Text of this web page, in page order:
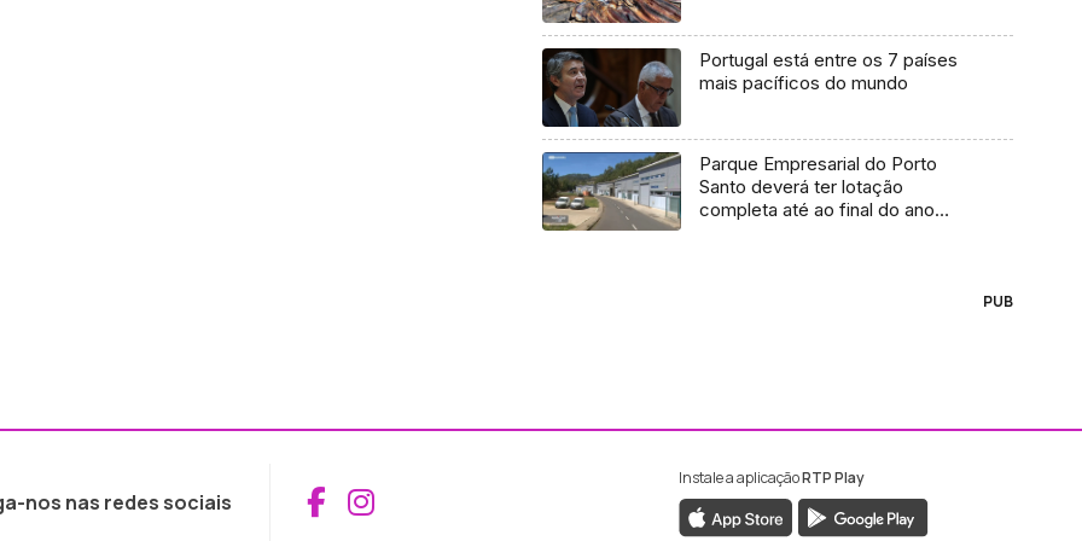
Portugal está entre os 7 países
mais pacíficos do mundo
Parque Empresarial do Porto
Santo deverá ter lotação
completa até ao final do ano
PUB
nos nas redes sociais Aceder ao Facebook da RTP Madeira
Aceder ao Instagram da RTP Madeira
Instale a aplicaçãoRTP Play